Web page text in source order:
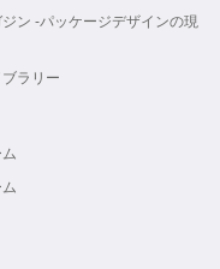
ン -パッケージデザインの現
ラリー